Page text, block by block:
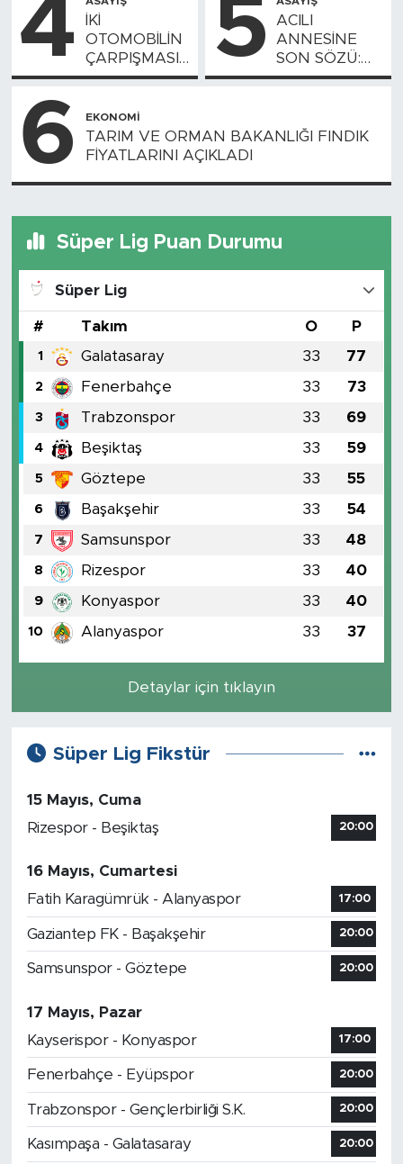
4
İKİ
OTOMOBİLİN
ÇARPIŞMASI
SONUCU 1
KİŞİ AĞIR
YARALANDI
5
ACILI
ANNESİNE
SON SÖZÜ:
“BENİ
KÖTÜ İŞLER
6 EKONOMI
TARIM VE ORMAN BAKANLIĞI FINDIK
FİYATLARINI AÇIKLADI
Süper Lig Puan Durumu
Süper Lig
# Takım O P
1 Galatasaray 33 77
2 Fenerbahçe 33 73
3 Trabzonspor 33 69
4 Beşiktaş 33 59
5 Göztepe 33 55
6 Başakşehir 33 54
7 Samsunspor 33 48
8 Rizespor 33 40
9 Konyaspor 33 40
10 Alanyaspor 33 37
Detaylar için tıklayın
Süper Lig Fikstür
15 Mayıs, Cuma
Rizespor - Beşiktaş
20:00
16 Mayıs, Cumartesi
Fatih Karagümrük - Alanyaspor
17:00
Gaziantep FK - Başakşehir 20:00
Samsunspor - Göztepe 20:00
17 Mayıs, Pazar
Kayserispor - Konyaspor
17:00
Fenerbahçe - Eyüpspor 20:00
Trabzonspor - Gençlerbirliği S.K. 20:00
Kasımpaşa - Galatasaray 20:00